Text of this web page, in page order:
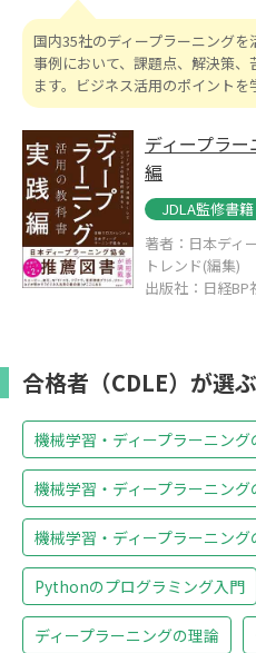
国内35社のディープラーニング
事例において、課題点、解決策
ます。ビジネス活用のポイントを
ディープラ
編
JDLA監修書籍
著者：日本ディ
トレンド(編集)
出版社：日経BP
合格者（CDLE）が選
機械学習・ディープラーニン
機械学習・ディープラーニング
機械学習・ディープラーニング
Pythonのプログラミング入門
ディープラーニングの理論